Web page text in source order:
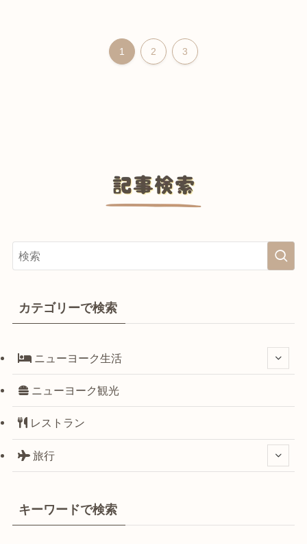
1 2 3
カテゴリーで検索
ニューヨーク生活
ニューヨーク観光
レストラン
旅行
キーワードで検索